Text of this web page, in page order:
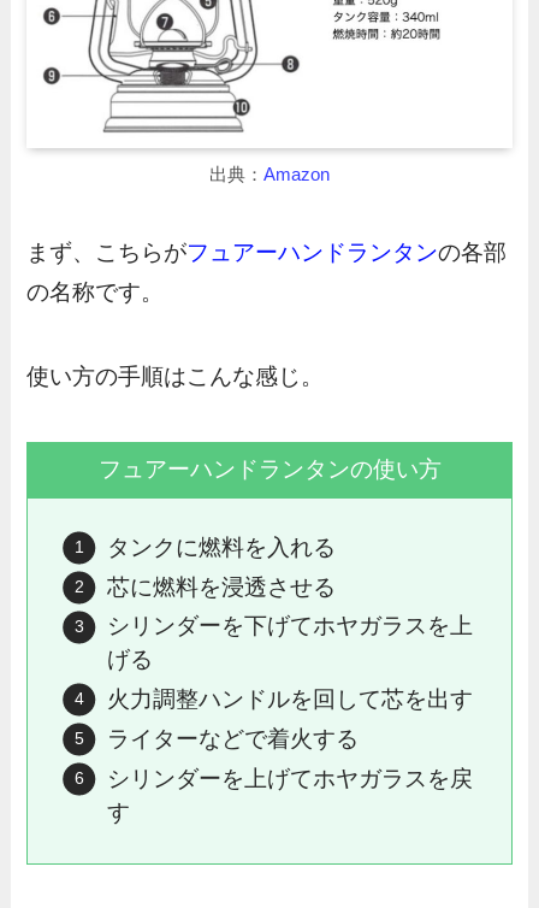
出典： Amazon
まず、こちらがフュアーハンドランタンの各部
の名称です。
使い方の手順はこんな感じ。
フュアーハンドランタンの使い方
タンクに燃料を入れる
芯に燃料を浸透させる
シリンダーを下げてホヤガラスを上
げる
火力調整ハンドルを回して芯を出す
ライターなどで着火する
シリンダーを上げてホヤガラスを戻
す